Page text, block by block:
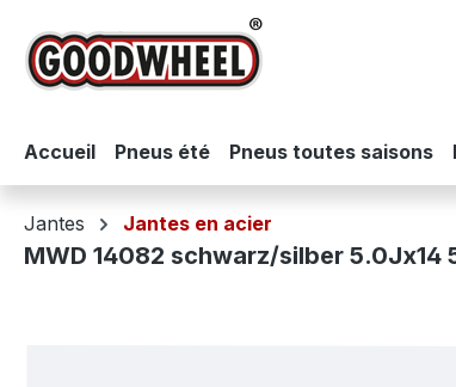
au contenu principal
Passer à la recherche
Passer à la navigation principale
Accueil Pneus été Pneus toutes saisons
Jantes Jantes en acier
MWD 14082 schwarz/silber 5.0Jx14